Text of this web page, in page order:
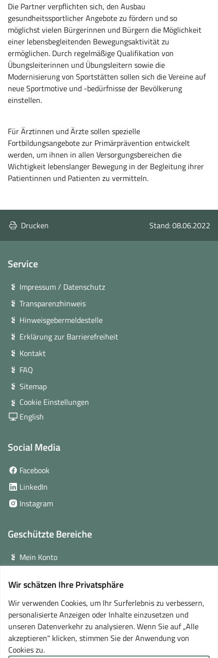
Wir schätzen Ihre Privatsphäre
Wir verwenden Cookies, um Ihr Surferlebnis zu verbessern,
personalisierte Anzeigen oder Inhalte einzusetzen und
unseren Datenverkehr zu analysieren. Wenn Sie auf „Alle
akzeptieren" klicken, stimmen Sie der Anwendung von
Cookies zu.
Die Partner verpflichten sich, den Ausbau
gesundheitssportlicher Angebote zu fördern und so
möglichst vielen Bürgerinnen und Bürgern die Möglichkeit
einer lebensbegleitenden Bewegungsaktivität zu
ermöglichen. Durch regelmäßige Qualifikation von
Übungsleiterinnen und Übungsleitern sowie die
Modernisierung von Sportstätten sollen sich die Vereine auf
neue Sportmotive und -bedürfnisse der Bevölkerung
einstellen.
Für Ärztinnen und Ärzte sollen spezielle
Fortbildungsangebote zur Primärprävention entwickelt
werden, um ihnen in allen Versorgungsbereichen die
Wichtigkeit lebenslanger Bewegung in der Begleitung ihrer
Patientinnen und Patienten zu vermitteln.
Drucken Stand: 08.06.2022
Service
Impressum / Datenschutz
Transparenzhinweis
Hinweisgebermeldestelle
Erklärung zur Barrierefreiheit
Kontakt
FAQ
Sitemap
Cookie Einstellungen
English
Social Media
Facebook
Fenster)
LinkedIn
neuem
Instagram(öffnet
Fenster)
Geschützte Bereiche
Mein Konto
Online-Lernplattform(öffnet
in
neuem
Fenster)
Partner